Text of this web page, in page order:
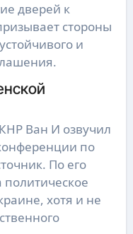
стороны
и
Ван И озвучил
по
По его
политическое
хотя и не